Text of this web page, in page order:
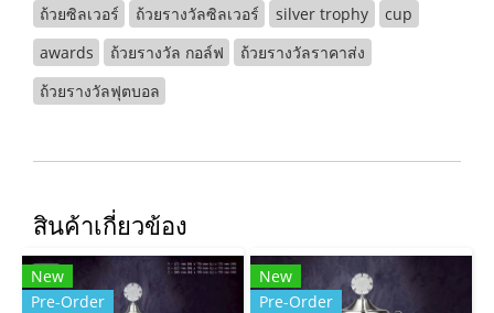
ถ้วยซิลเวอร์
ถ้วยรางวัลซิลเวอร์ silver trophy
cup
awards
ถ้วยรางวัล กอล์ฟ
ถ้วยรางวัลราคาส่ง
ถ้วยรางวัลฟุตบอล
สินค้าเกี่ยวข้อง
New
Pre-Order
New
Pre-Order